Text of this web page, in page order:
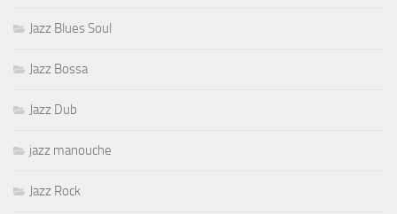
Jazz Blues Soul
Jazz Bossa
Jazz Dub
jazz manouche
Jazz Rock